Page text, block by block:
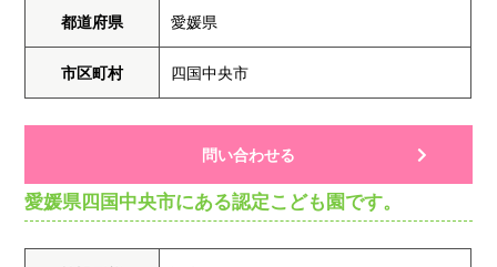
都道府県 愛媛県
市区町村 四国中央市
問い合わせる
愛媛県四国中央市にある認定こども園です。